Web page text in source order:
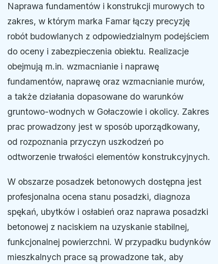
Naprawa fundamentów i konstrukcji murowych to
zakres, w którym marka Famar łączy precyzję
robót budowlanych z odpowiedzialnym podejściem
do oceny i zabezpieczenia obiektu. Realizacje
obejmują m.in. wzmacnianie i naprawę
fundamentów, naprawę oraz wzmacnianie murów,
a także działania dopasowane do warunków
gruntowo-wodnych w Gołaczowie i okolicy. Zakres
prac prowadzony jest w sposób uporządkowany,
od rozpoznania przyczyn uszkodzeń po
odtworzenie trwałości elementów konstrukcyjnych.
W obszarze posadzek betonowych dostępna jest
profesjonalna ocena stanu posadzki, diagnoza
spękań, ubytków i osłabień oraz naprawa posadzki
betonowej z naciskiem na uzyskanie stabilnej,
funkcjonalnej powierzchni. W przypadku budynków
mieszkalnych prace są prowadzone tak, aby